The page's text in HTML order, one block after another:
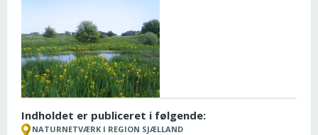
Indholdet er publiceret i følgende:
NATURNETVÆRK I REGION SJÆLLAND